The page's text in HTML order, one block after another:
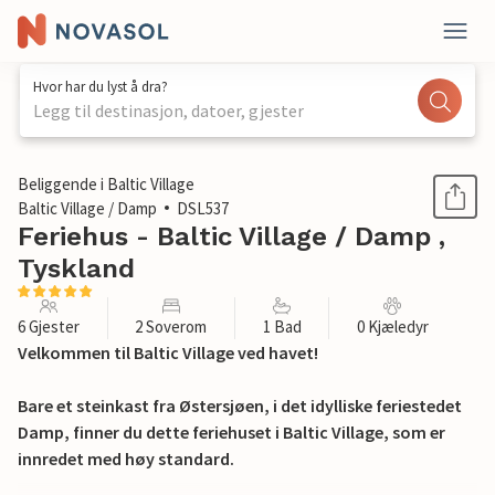
Hvor har du lyst å dra?
Legg til destinasjon, datoer, gjester
1 / 12
Beliggende i Baltic Village
Baltic Village / Damp
DSL537
Feriehus - Baltic Village / Damp ,
Tyskland
6 Gjester 2 Soverom 1 Bad 0 Kjæledyr
Velkommen til Baltic Village ved havet!
Bare et steinkast fra Østersjøen, i det idylliske feriestedet
Damp, finner du dette feriehuset i Baltic Village, som er
innredet med høy standard.